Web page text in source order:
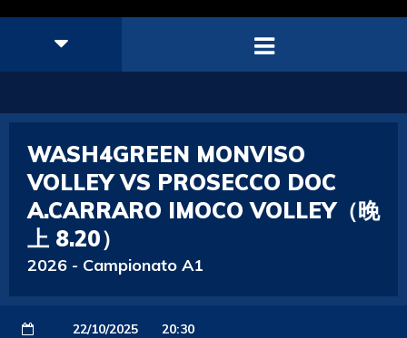
WASH4GREEN MONVISO
VOLLEY VS PROSECCO DOC
A.CARRARO IMOCO VOLLEY（晚
上 8.20）
2026 - Campionato A1
22/10/2025 20:30